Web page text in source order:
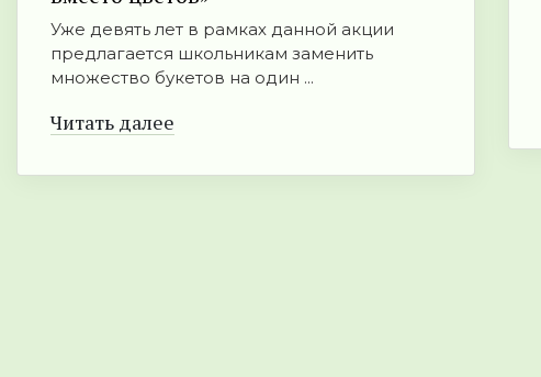
Уже девять лет в рамках данной акции
предлагается школьникам заменить
множество букетов на один ...
Читать далее